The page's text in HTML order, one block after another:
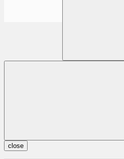
close